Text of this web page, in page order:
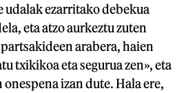
udalak ezarritako debekua
eta atzo aurkeztu zuten
arabera, haien
txikikoa eta segurua zen», eta
izan dute. Hala ere,